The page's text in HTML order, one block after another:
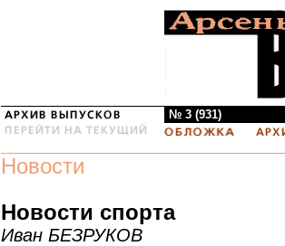
№ 3 (931)
Новости
Новости спорта
Иван БЕЗРУКОВ